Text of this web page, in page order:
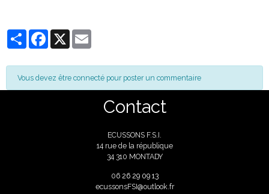
PartagerFacebook
X
Vous devez être connecté pour poster un commentaire
Contact
ECUSSONS F.S.I.
14 rue de la république
34 310 MONTADY
06 26 29 09 13
ecussonsFSI@outlook.fr